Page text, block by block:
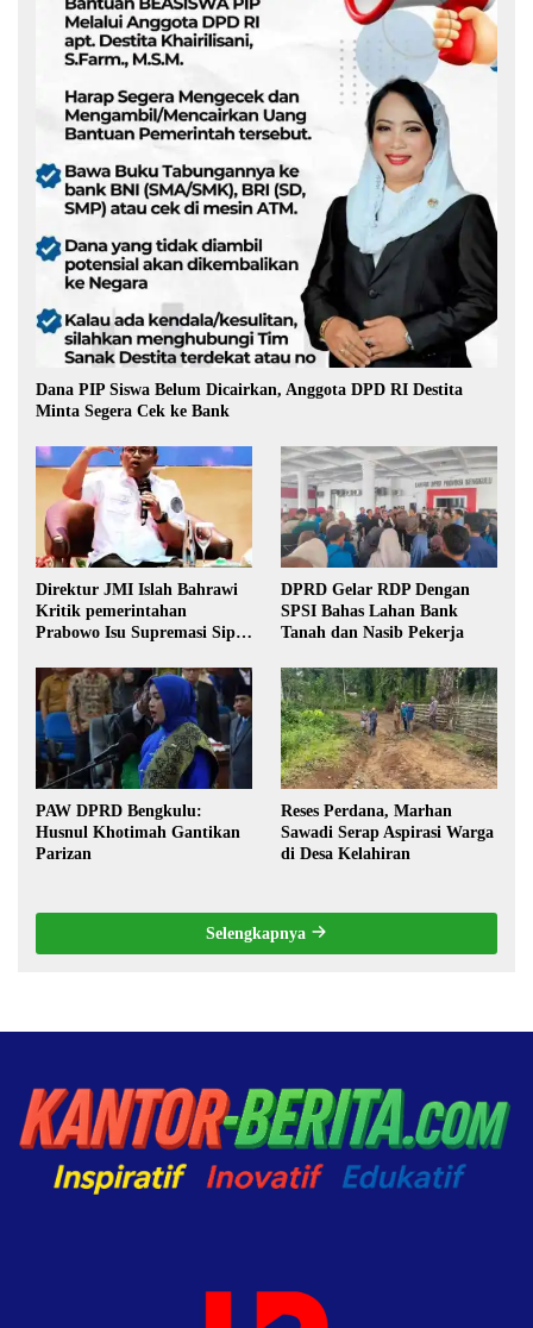
Dana PIP Siswa Belum Dicairkan, Anggota DPD RI Destita
Minta Segera Cek ke Bank
Direktur JMI Islah Bahrawi
Kritik pemerintahan
Prabowo Isu Supremasi Sipil,
Pilkada oleh DPRD
DPRD Gelar RDP Dengan
SPSI Bahas Lahan Bank
Tanah dan Nasib Pekerja
PAW DPRD Bengkulu:
Husnul Khotimah Gantikan
Parizan
Reses Perdana, Marhan
Sawadi Serap Aspirasi Warga
di Desa Kelahiran
Selengkapnya